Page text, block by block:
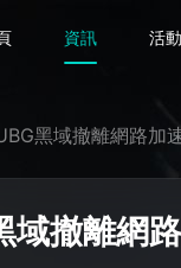
資訊 活動
黑域撤離網路加
域撤離網